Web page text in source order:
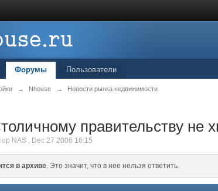
Форумы Пользователи
→ Nhouse → Новости рынка недвижимости
правительству не
NAS , Dec 27 2006 16:15
в архиве. Это значит, что в нее нельзя ответить.